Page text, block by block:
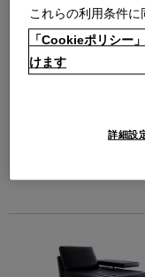
これらの利用条件に
「Cookieポリシー
けます
詳細設